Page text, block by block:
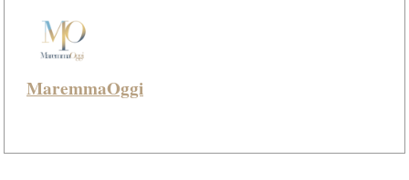
MaremmaOggi